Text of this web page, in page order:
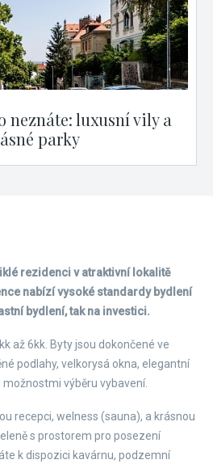
neznáte: luxusní vily a
parky
rezidenci v atraktivní lokalitě
nabízí vysoké standardy bydlení
bydlení, tak na investici.
až 6kk. Byty jsou dokončené ve
podlahy, velkorysá okna, elegantní
výběru vybavení.
recepci, welness (sauna), a krásnou
s prostorem pro posezení
k dispozici kavárnu, podzemní